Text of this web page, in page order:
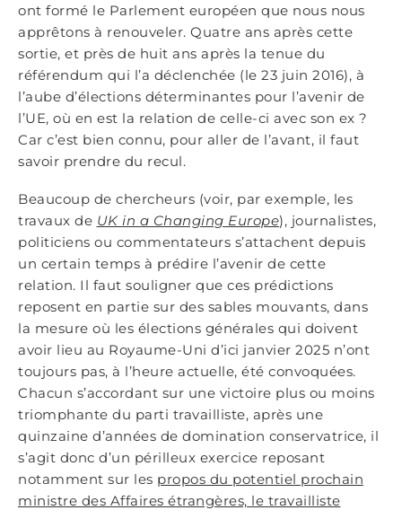
ont formé le Parlement européen que nous nous
apprêtons à renouveler. Quatre ans après cette
sortie, et près de huit ans après la tenue du
référendum qui l’a déclenchée (le 23 juin 2016), à
l’aube d’élections déterminantes pour l’avenir de
l’UE, où en est la relation de celle-ci avec son ex ?
Car c’est bien connu, pour aller de l’avant, il faut
savoir prendre du recul.
Beaucoup de chercheurs (voir, par exemple, les
travaux de UK in a Changing Europe), journalistes,
politiciens ou commentateurs s’attachent depuis
un certain temps à prédire l’avenir de cette
relation. Il faut souligner que ces prédictions
reposent en partie sur des sables mouvants, dans
la mesure où les élections générales qui doivent
avoir lieu au Royaume-Uni d’ici janvier 2025 n’ont
toujours pas, à l’heure actuelle, été convoquées.
Chacun s’accordant sur une victoire plus ou moins
triomphante du parti travailliste, après une
quinzaine d’années de domination conservatrice, il
s’agit donc d’un périlleux exercice reposant
notamment sur les propos du potentiel prochain
ministre des Affaires étrangères, le travailliste